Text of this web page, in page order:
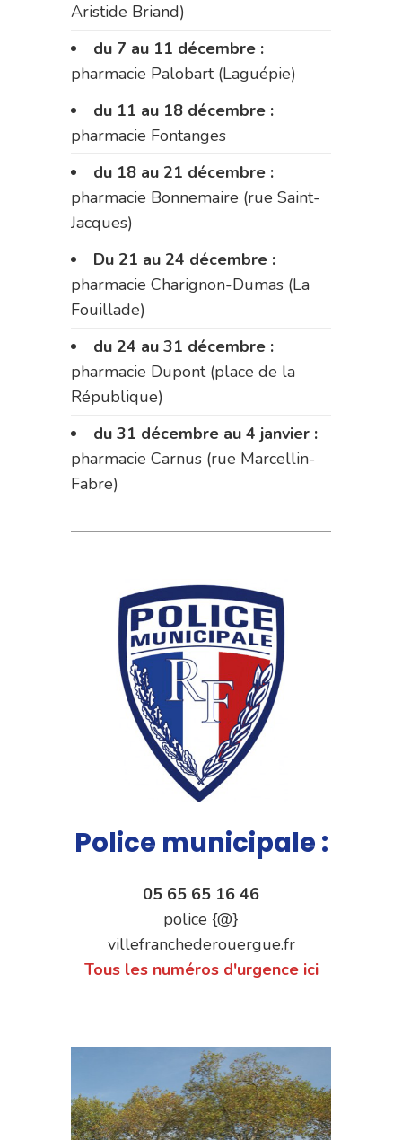
Aristide Briand)
du 7 au 11 décembre :
pharmacie Palobart (Laguépie)
du 11 au 18 décembre :
pharmacie Fontanges
du 18 au 21 décembre :
pharmacie Bonnemaire (rue Saint-
Jacques)
Du 21 au 24 décembre :
pharmacie Charignon-Dumas (La
Fouillade)
du 24 au 31 décembre :
pharmacie Dupont (place de la
République)
du 31 décembre au 4 janvier :
pharmacie Carnus (rue Marcellin-
Fabre)
Police municipale :
05 65 65 16 46
police {@}
villefranchederouergue.fr
Tous les numéros d'urgence ici